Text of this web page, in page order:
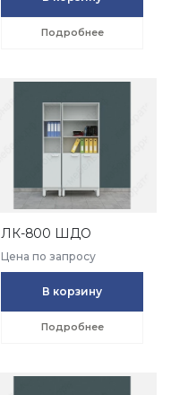
Подробнее
ЛК-800 ШДО
Цена по запросу
В корзину
Подробнее